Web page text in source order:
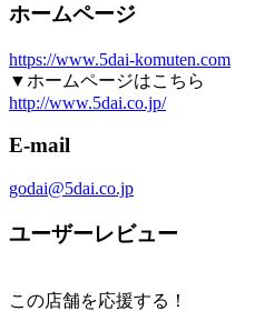
ホームページ
https://www.5dai-komuten.com
▼ホームページはこちら
http://www.5dai.co.jp/
E-mail
godai@5dai.co.jp
ユーザーレビュー
この店舗を応援する！